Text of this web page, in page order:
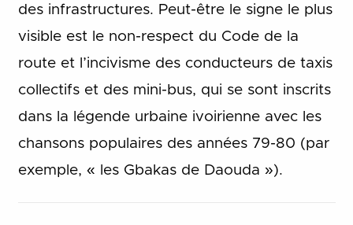
des infrastructures. Peut-être le signe le plus
visible est le non-respect du Code de la
route et l’incivisme des conducteurs de taxis
collectifs et des mini-bus, qui se sont inscrits
dans la légende urbaine ivoirienne avec les
chansons populaires des années 79-80 (par
exemple, « les Gbakas de Daouda »).